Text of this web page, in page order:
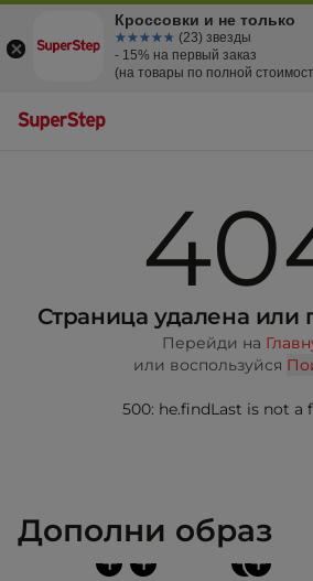
Страница удалена
Перейди на
или воспользуйся
500: he.findLast is not a
Дополни образ
+
+ +
+
Кроссовки и не только
☆☆☆☆☆
★★★★★ (23) звезды
- 15% на первый заказ
(на товары по полной